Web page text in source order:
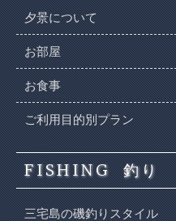
夕景について
お部屋
お食事
ご利用目的別プラン
FISHING 釣り
三宅島の磯釣りスタイル